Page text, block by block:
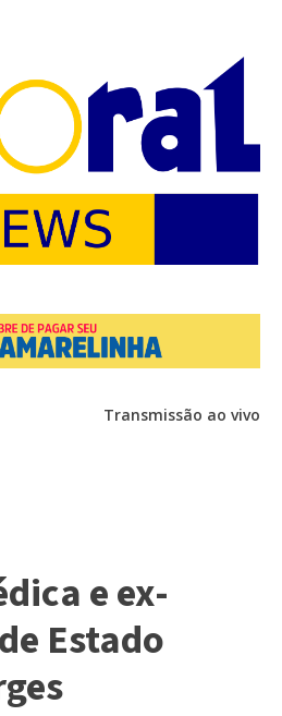
Transmissão ao vivo
e ex-
Estado